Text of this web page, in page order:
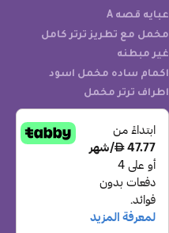
عبايه قصه A
مخمل مع تطريز ترتر كامل
غير مبطنه
اكمام ساده مخمل اسود
اطراف ترتر مخمل